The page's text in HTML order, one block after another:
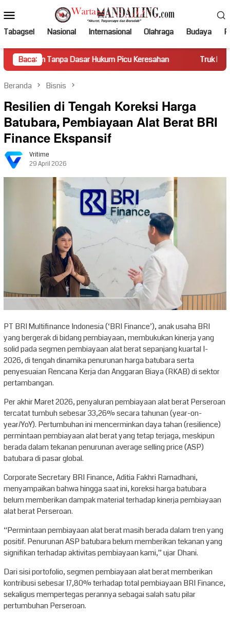
ke
kontenMobile
Tabagsel Nasional Internasional Olahraga Budaya
Baca:
Dasar Hukum Picu Keresahan Truk Miring Hambat
Beranda Bisnis
Resilien di Tengah Koreksi Harga
Batubara, Pembiayaan Alat Berat BRI
Finance Ekspansif
Vritime
29 April 2026
PT BRI Multifinance Indonesia (‘BRI Finance’), anak usaha BRI
yang bergerak di bidang pembiayaan, membukukan kinerja yang
solid pada segmen pembiayaan alat berat sepanjang kuartal I-
2026, di tengah dinamika penurunan harga batubara serta
penyesuaian Rencana Kerja dan Anggaran Biaya (RKAB) di sektor
pertambangan.
Per akhir Maret 2026, penyaluran pembiayaan alat berat Perseroan
tercatat tumbuh sebesar 33,26% secara tahunan (year-on-
year/YoY). Pertumbuhan ini mencerminkan daya tahan (resilience)
permintaan pembiayaan alat berat yang tetap terjaga, meskipun
berada dalam tekanan penurunan average selling price (ASP)
batubara di pasar global.
Corporate Secretary BRI Finance, Aditia Fakhri Ramadhani,
menyampaikan bahwa hingga saat ini, koreksi harga batubara
belum memberikan dampak material terhadap kinerja pembiayaan
alat berat Perseroan.
“Permintaan pembiayaan alat berat masih berada dalam tren yang
positif. Penurunan ASP batubara belum memberikan tekanan yang
signifikan terhadap aktivitas pembiayaan kami,” ujar Dhani.
Dari sisi portofolio, segmen pembiayaan alat berat memberikan
kontribusi sebesar 17,80% terhadap total pembiayaan BRI Finance,
sekaligus mempertegas perannya sebagai salah satu pilar
pertumbuhan Perseroan.